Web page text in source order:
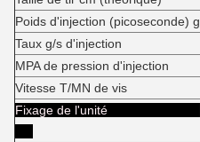
Poids d'injection (picoseconde) g
Taux g/s d'injection
MPA de pression d'injection
Vitesse T/MN de vis
Fixage de l'unité